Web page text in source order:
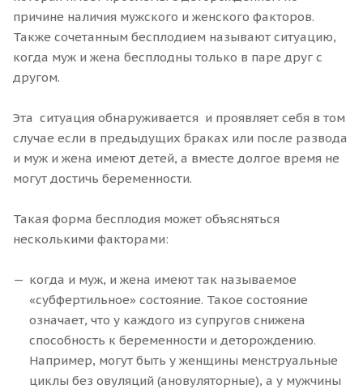
причине наличия мужского и женского факторов.
Также сочетанным бесплодием называют ситуацию,
когда муж и жена бесплодны только в паре друг с
другом.
Эта ситуация обнаруживается и проявляет себя в том
случае если в предыдущих браках или после развода
и муж и жена имеют детей, а вместе долгое время не
могут достичь беременности.
Такая форма бесплодия может объясняться
несколькими факторами:
когда и муж, и жена имеют так называемое
«субфертильное» состояние. Такое состояние
означает, что у каждого из супругов снижена
способность к беременности и деторождению.
Например, могут быть у женщины менструальные
циклы без овуляций (ановуляторные), а у мужчины